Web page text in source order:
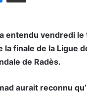
entendu vendredi le
la finale de la Ligue
de Radès.
aurait reconnu